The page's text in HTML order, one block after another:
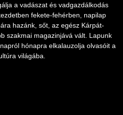
a vadászat és vadgazdálkodás
fekete-fehérben, napilap
hazánk, sőt, az egész Kárpát-
szakmai magazinjává vált. Lapunk
hónapra elkalauzolja olvasóit a
világába.